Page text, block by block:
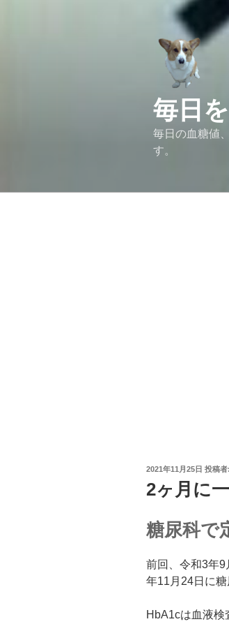
毎日
毎日の血糖値
す。
投
日:
2021年11月25日 投稿者:
2ヶ月に
糖尿科で
前回、令和3年
年11月24日に糖
HbA1cは血液検